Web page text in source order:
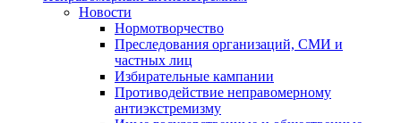
Новости
Нормотворчество
Преследования организаций, СМИ и
частных лиц
Избирательные кампании
Противодействие неправомерному
антиэкстремизму